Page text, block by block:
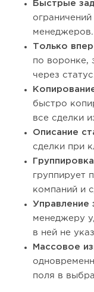
Быстрые
менеджеров.
Только
по воронке,
через
быстро
все сделки
Описание
сделки при
группирует
компаний и
Управление
менеджеру
в ней не
Массовое
поля в